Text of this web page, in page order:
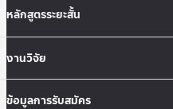
หลักสูตรระยะสั้น
งานวิจัย
ข้อมูลการรับสมัคร